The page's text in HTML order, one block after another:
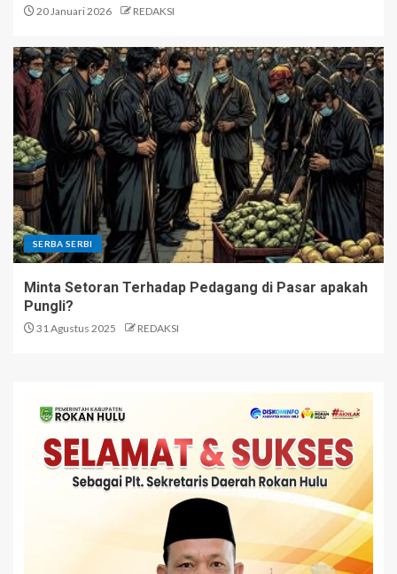
20 Januari 2026 REDAKSI
SERBA SERBI
Minta Setoran Terhadap Pedagang di Pasar apakah
Pungli?
31 Agustus 2025 REDAKSI